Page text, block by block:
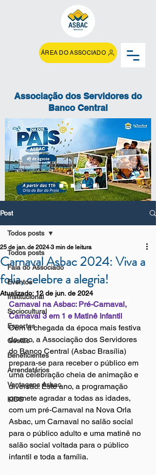
ÁREA DO ASSOCIADO
Associação dos Servidores do
Banco Central
Post
Todos posts
Fala do Associado
Eventos
Institucional
Sociocultural
Esportes
Gestão
Beneficientes
Arrendatários
Vantagens Asbac
KIDS
Todos posts
Carnaval Asbac 2024: Viva a
folia, celebre a alegria!
25 de jan. de 2024 3 min de leitura
Atualizado: 12 de jun. de 2024
Carnaval na Asbac: Pré-Carnaval,
Carnaval 3 em 1 e Matinê Infantil
Com a chegada da época mais festiva
do ano, a Associação dos Servidores
do Banco Central (Asbac Brasília)
prepara-se para receber o público em
uma celebração cheia de animação e
diversão. Este ano, a programação
promete agradar a todas as idades,
com um pré-Carnaval na Nova Orla
Asbac, um Carnaval no salão social
para o público adulto e uma matinê no
salão social voltada para o público
infantil e toda a família.